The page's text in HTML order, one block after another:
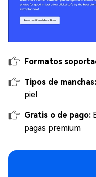
Formatos
Tipos de manchas:
piel
Gratis o de pago:
pagas premium